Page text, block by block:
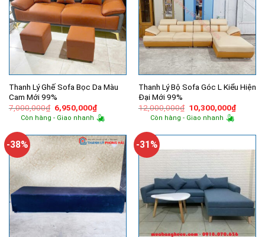
Thanh Lý Ghế Sofa Bọc Da Màu
Cam Mới 99%
7,000,000₫ Giá
gốc
là:
6,950,000₫Giá
hiện
tại
6,950,000₫.
Còn hàng - Giao nhanh
Thanh Lý Bộ Sofa Góc L Kiểu Hiện
Đại Mới 99%
12,000,000₫ Giá
gốc
là:
10,300,000₫Giá
hiện
Còn hàng - Giao nhanh
-38% -31%